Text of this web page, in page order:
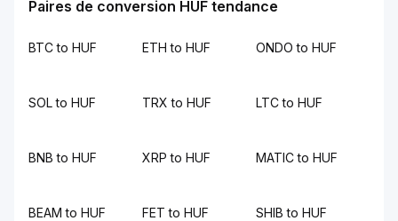
Paires de conversion HUF tendance
BTC to HUF ETH to HUF ONDO to HUF
SOL to HUF TRX to HUF LTC to HUF
BNB to HUF XRP to HUF MATIC to HUF
BEAM to HUF FET to HUF SHIB to HUF